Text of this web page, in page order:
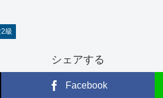
級
シェアする
Facebook